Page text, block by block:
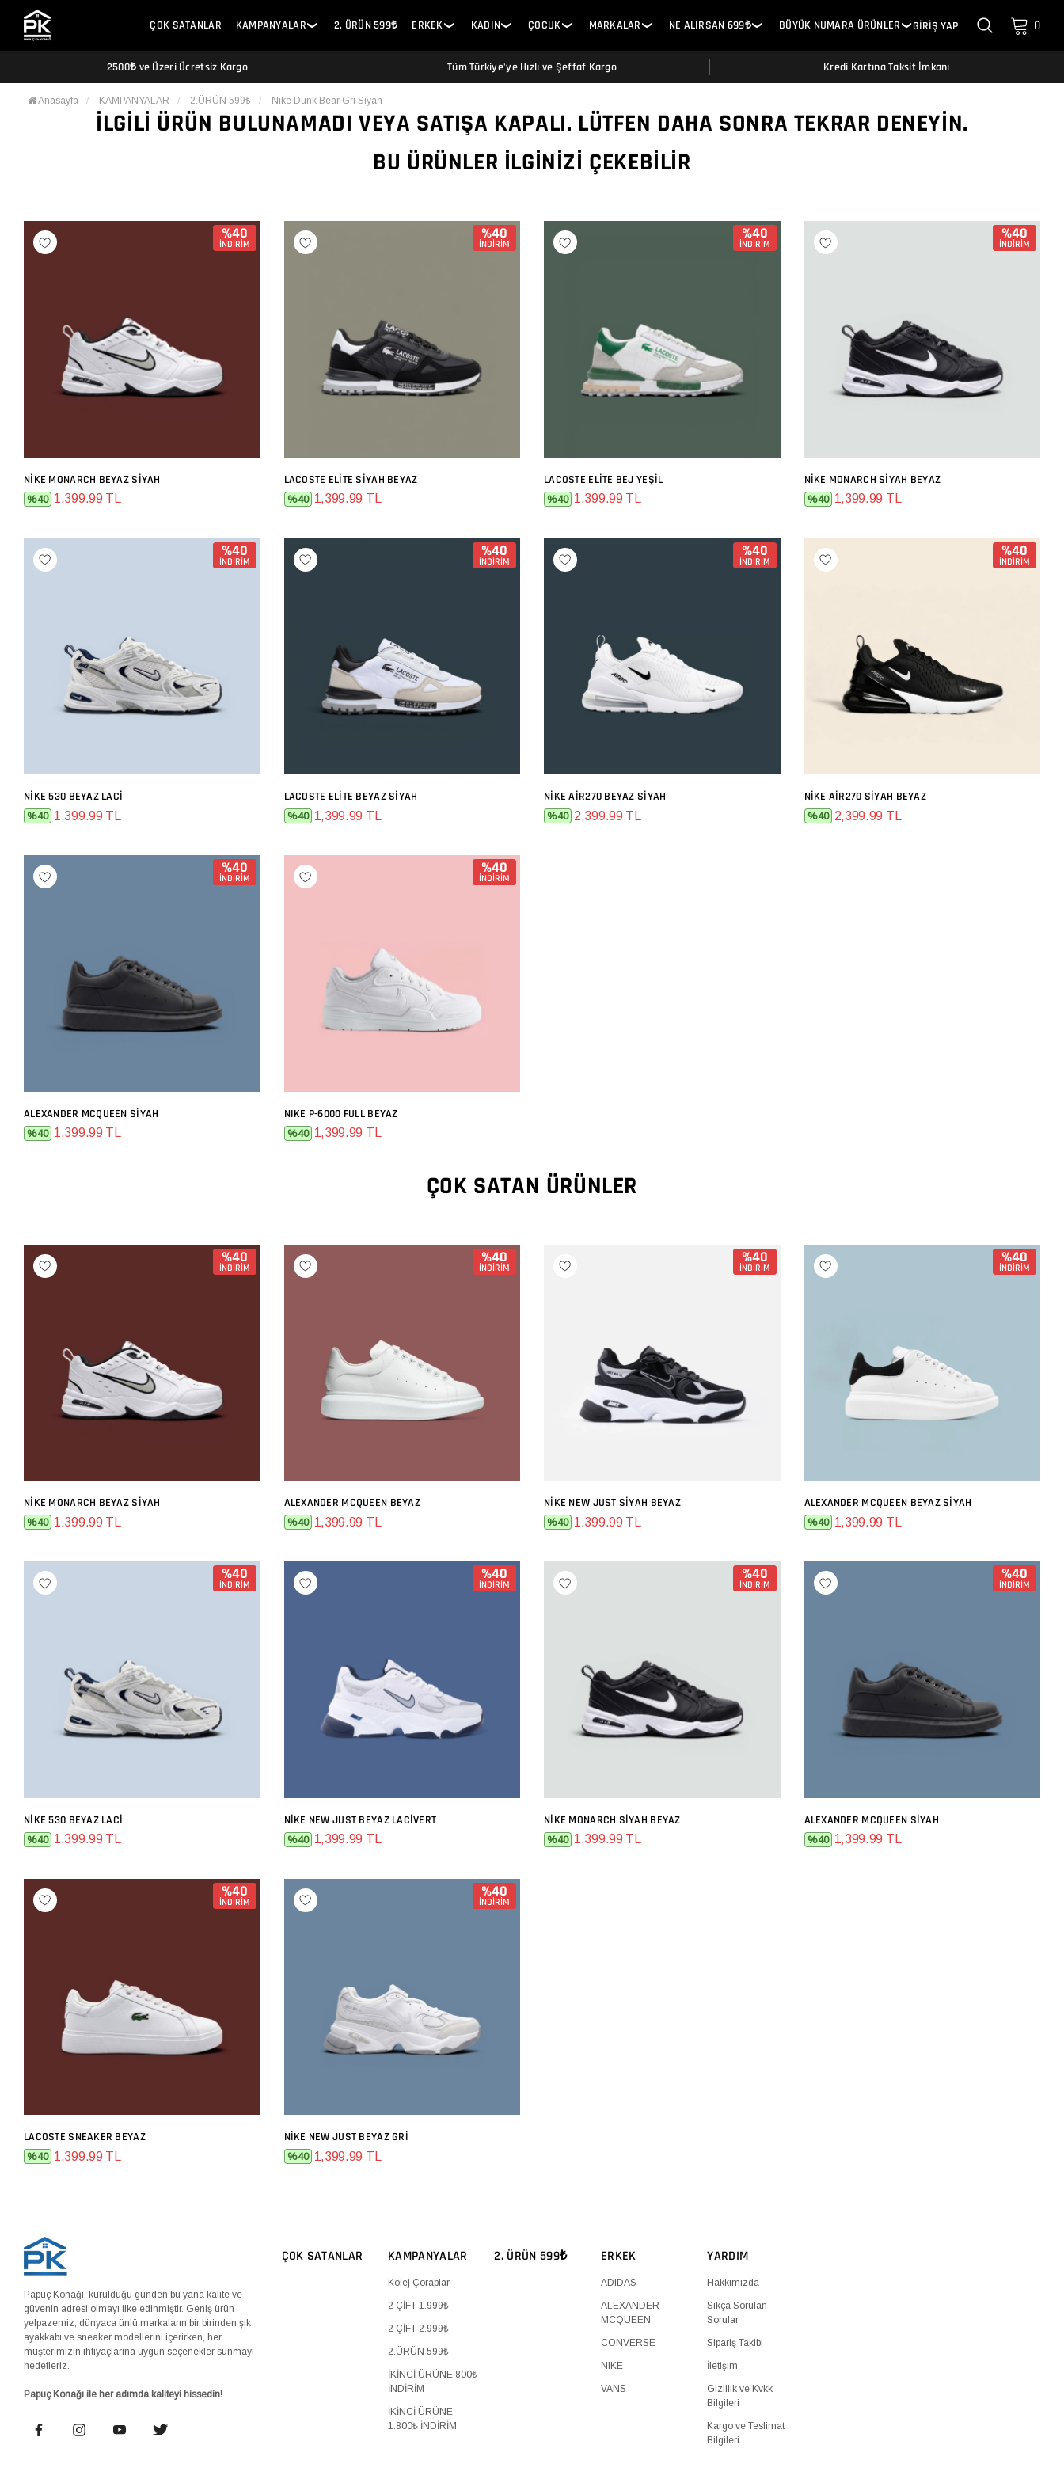
ÇOK SATANLAR KAMPANYALAR ❯ 2. ÜRÜN 599₺ ERKEK ❯ KADIN❯ ÇOCUK ❯ MARKALAR ❯ NE ALIRSAN 699₺❯ BÜYÜK NUMARA ÜRÜNLER ❯GİRİŞ YAP 0
2500₺ ve Üzeri Ücretsiz Kargo Tüm Türkiye'ye Hızlı ve Şeffaf Kargo Kredi Kartına Taksit İmkanı
Anasayfa KAMPANYALAR 2.ÜRÜN 599₺ Nike Dunk Bear Gri Siyah
İLGILI ÜRÜN BULUNAMADI VEYA SATIŞA KAPALI. LÜTFEN DAHA SONRA TEKRAR DENEYIN.
BU ÜRÜNLER İLGINIZI ÇEKEBILIR
%40
İNDİRİM
SEPETE EKLE
NIKE MONARCH BEYAZ SIYAH
%40 1,399.99 TL
%40
İNDİRİM
SEPETE EKLE
LACOSTE ELITE SIYAH BEYAZ
%40 1,399.99 TL
%40
İNDİRİM
SEPETE EKLE
LACOSTE ELITE BEJ YEŞIL
%40 1,399.99 TL
%40
İNDİRİM
SEPETE EKLE
NIKE MONARCH SIYAH BEYAZ
%40 1,399.99 TL
%40
İNDİRİM
SEPETE EKLE
NIKE 530 BEYAZ LACI
%40 1,399.99 TL
%40
İNDİRİM
SEPETE EKLE
LACOSTE ELITE BEYAZ SIYAH
%40 1,399.99 TL
%40
İNDİRİM
SEPETE EKLE
NIKE AIR270 BEYAZ SIYAH
%40 2,399.99 TL
%40
İNDİRİM
SEPETE EKLE
NIKE AIR270 SIYAH BEYAZ
%40 2,399.99 TL
%40
İNDİRİM
SEPETE EKLE
ALEXANDER MCQUEEN SIYAH
%40 1,399.99 TL
%40
İNDİRİM
SEPETE EKLE
NIKE P-6000 FULL BEYAZ
%40 1,399.99 TL
ÇOK SATAN ÜRÜNLER
%40
İNDİRİM
SEPETE EKLE
NIKE MONARCH BEYAZ SIYAH
%40 1,399.99 TL
%40
İNDİRİM
SEPETE EKLE
ALEXANDER MCQUEEN BEYAZ
%40 1,399.99 TL
%40
İNDİRİM
SEPETE EKLE
NIKE NEW JUST SIYAH BEYAZ
%40 1,399.99 TL
%40
İNDİRİM
SEPETE EKLE
ALEXANDER MCQUEEN BEYAZ SIYAH
%40 1,399.99 TL
%40
İNDİRİM
SEPETE EKLE
NIKE 530 BEYAZ LACI
%40 1,399.99 TL
%40
İNDİRİM
SEPETE EKLE
NIKE NEW JUST BEYAZ LACIVERT
%40 1,399.99 TL
%40
İNDİRİM
SEPETE EKLE
NIKE MONARCH SIYAH BEYAZ
%40 1,399.99 TL
%40
İNDİRİM
SEPETE EKLE
ALEXANDER MCQUEEN SIYAH
%40 1,399.99 TL
%40
İNDİRİM
SEPETE EKLE
LACOSTE SNEAKER BEYAZ
%40 1,399.99 TL
%40
İNDİRİM
SEPETE EKLE
NIKE NEW JUST BEYAZ GRI
%40 1,399.99 TL
Papuç Konağı, kurulduğu günden bu yana kalite ve
güvenin adresi olmayı ilke edinmiştir. Geniş ürün
yelpazemiz, dünyaca ünlü markaların bir birinden şık
ayakkabı ve sneaker modellerini içerirken, her
müşterimizin ihtiyaçlarına uygun seçenekler sunmayı
hedefleriz.
Papuç Konağı ile her adımda kaliteyi hissedin!
ÇOK SATANLAR KAMPANYALAR
Kolej Çoraplar
2 ÇİFT 1.999₺
2 ÇİFT 2.999₺
2.ÜRÜN 599₺
İKİNCİ ÜRÜNE 800₺
İNDİRİM
İKİNCİ ÜRÜNE
1.800₺ İNDİRİM
2. ÜRÜN 599₺ ERKEK
ADIDAS
ALEXANDER
MCQUEEN
CONVERSE
NIKE
VANS
YARDIM
Hakkımızda
Sıkça Sorulan
Sorular
Sipariş Takibi
İletişim
Gizlilik ve Kvkk
Bilgileri
Kargo ve Teslimat
Bilgileri